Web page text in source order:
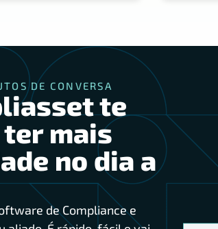
DE CONVERSA
te
mais
no dia a
de Compliance e